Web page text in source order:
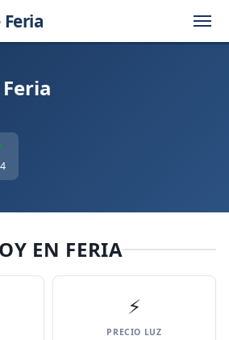
EN FERIA
⚡
PRECIO LUZ